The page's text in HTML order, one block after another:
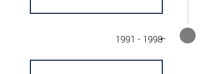
1991 - 1998